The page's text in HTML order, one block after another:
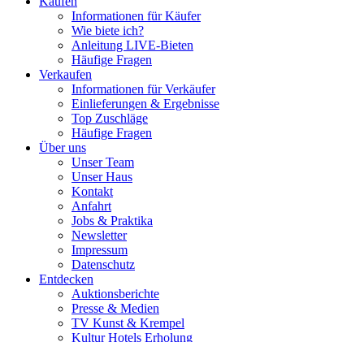
Informationen für Käufer
Wie biete ich?
Anleitung LIVE-Bieten
Häufige Fragen
Verkaufen
Informationen für Verkäufer
Einlieferungen & Ergebnisse
Top Zuschläge
Häufige Fragen
Über uns
Unser Team
Unser Haus
Kontakt
Anfahrt
Jobs & Praktika
Newsletter
Impressum
Datenschutz
Entdecken
Auktionsberichte
Presse & Medien
TV Kunst & Krempel
Kultur Hotels Erholung